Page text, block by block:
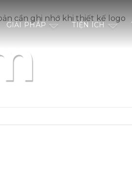
GIẢI PHÁP TIỆN ÍCH
cần ghi nhớ khi thiết kế logo